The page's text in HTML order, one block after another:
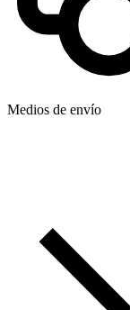
Medios de envío